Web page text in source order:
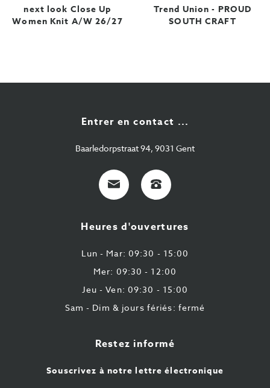
next look Close Up
Women Knit A/W 26/27
Trend Union - PROUD
SOUTH CRAFT
Entrer en contact ...
Baarledorpstraat 94, 9031 Gent
E-
Mail
+32
9
43
87
Heures d'ouvertures
Lun - Mar: 09:30 - 15:00
Mer: 09:30 - 12:00
Jeu - Ven: 09:30 - 15:00
Sam - Dim & jours fériés: fermé
Restez informé
Souscrivez à notre lettre électronique